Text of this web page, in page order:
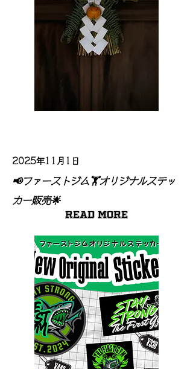
2025年11月1日
📢ファーストジム🏋️オリジナルステッ
カー販売🌟
Read More